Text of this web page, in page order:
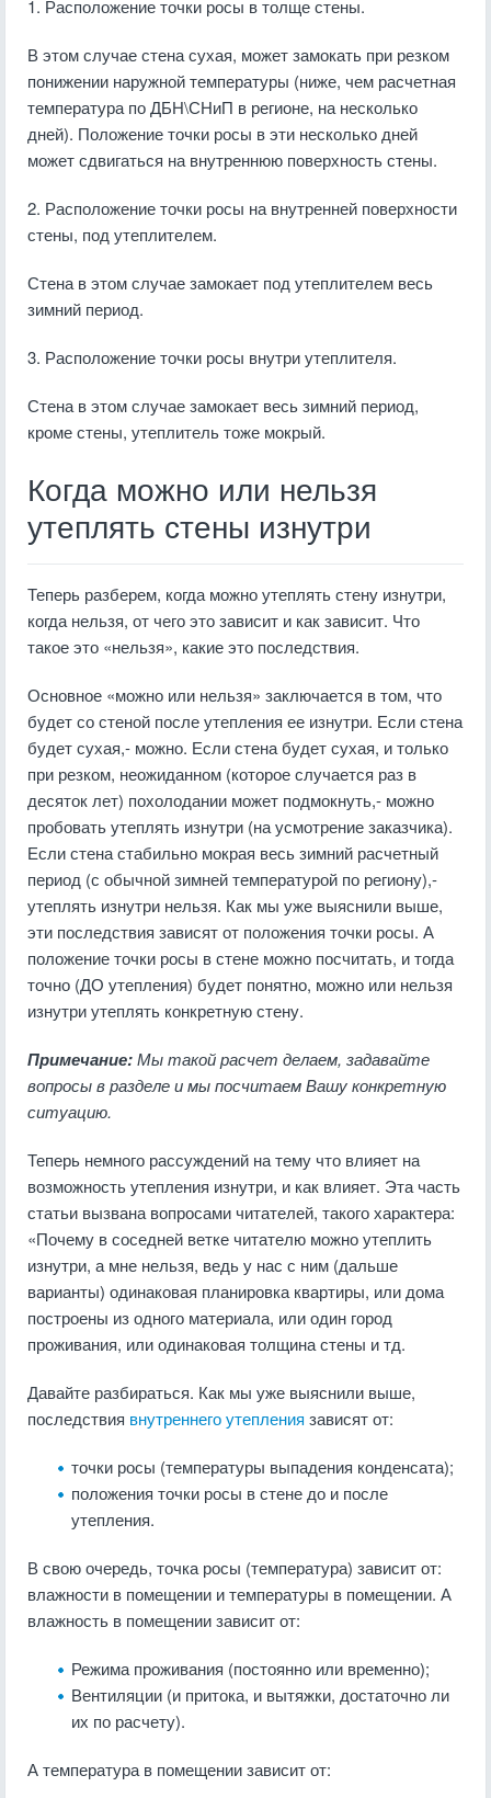
1. Расположение точки росы в толще стены.
В этом случае стена сухая, может замокать при резком
понижении наружной температуры (ниже, чем расчетная
температура по ДБН\СНиП в регионе, на несколько
дней). Положение точки росы в эти несколько дней
может сдвигаться на внутреннюю поверхность стены.
2. Расположение точки росы на внутренней поверхности
стены, под утеплителем.
Стена в этом случае замокает под утеплителем весь
зимний период.
3. Расположение точки росы внутри утеплителя.
Стена в этом случае замокает весь зимний период,
кроме стены, утеплитель тоже мокрый.
Когда можно или нельзя
утеплять стены изнутри
Теперь разберем, когда можно утеплять стену изнутри,
когда нельзя, от чего это зависит и как зависит. Что
такое это «нельзя», какие это последствия.
Основное «можно или нельзя» заключается в том, что
будет со стеной после утепления ее изнутри. Если стена
будет сухая,- можно. Если стена будет сухая, и только
при резком, неожиданном (которое случается раз в
десяток лет) похолодании может подмокнуть,- можно
пробовать утеплять изнутри (на усмотрение заказчика).
Если стена стабильно мокрая весь зимний расчетный
период (с обычной зимней температурой по региону),-
утеплять изнутри нельзя. Как мы уже выяснили выше,
эти последствия зависят от положения точки росы. А
положение точки росы в стене можно посчитать, и тогда
точно (ДО утепления) будет понятно, можно или нельзя
изнутри утеплять конкретную стену.
Примечание:Мы такой расчет делаем, задавайте
вопросы в разделе и мы посчитаем Вашу конкретную
ситуацию.
Теперь немного рассуждений на тему что влияет на
возможность утепления изнутри, и как влияет. Эта часть
статьи вызвана вопросами читателей, такого характера:
«Почему в соседней ветке читателю можно утеплить
изнутри, а мне нельзя, ведь у нас с ним (дальше
варианты) одинаковая планировка квартиры, или дома
построены из одного материала, или один город
проживания, или одинаковая толщина стены и тд.
Давайте разбираться. Как мы уже выяснили выше,
последствия внутреннего утепления зависят от:
точки росы (температуры выпадения конденсата);
положения точки росы в стене до и после
утепления.
В свою очередь, точка росы (температура) зависит от:
влажности в помещении и температуры в помещении. А
влажность в помещении зависит от:
Режима проживания (постоянно или временно);
Вентиляции (и притока, и вытяжки, достаточно ли
их по расчету).
А температура в помещении зависит от: